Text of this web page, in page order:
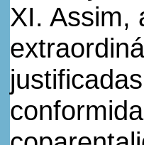
XI. Assim,